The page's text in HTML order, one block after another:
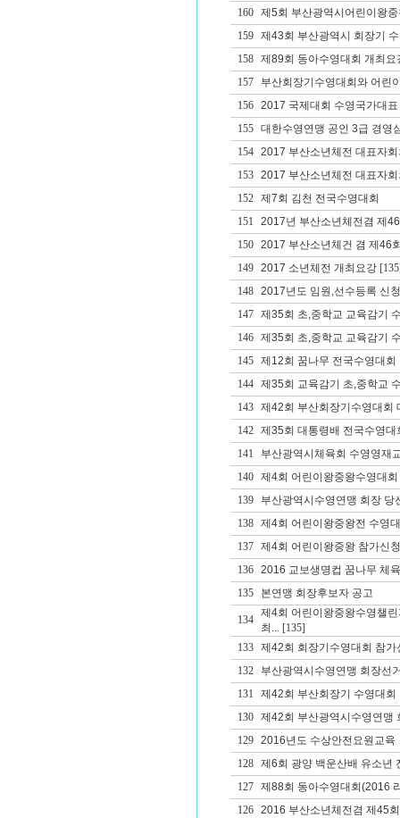
160
제5회 부산광역시어린이왕
159
제43회 부산광역시 회장기
158
제89회 동아수영대회 개최요
157
부산회장기수영대회와 어린
156
2017 국제대회 수영국가대
155
대한수영연맹 공인 3급 경영
154
2017 부산소년체전 대표자
153
2017 부산소년체전 대표자회
152
제7회 김천 전국수영대회
151
2017년 부산소년체전겸 제
150
2017 부산소년체건 겸 제46
149
2017 소년체전 개최요강
148
2017년도 임원,선수등록 신
147
제35회 초,중학교 교육감기
146
제35회 초,중학교 교육감기
145
제12회 꿈나무 전국수영대회
144
제35회 교육감기 초,중학교
143
제42회 부산회장기수영대회
142
제35회 대통령배 전국수영대
141
부산광역시체육회 수영영재
140
제4회 어린이왕중왕수영대
139
부산광역시수영연맹 회장 당
138
제4회 어린이왕중왕전 수영
137
제4회 어린이왕중왕 참가신
136
2016 교보생명컵 꿈나무 체
135
본연맹 회장후보자 공고
134
제4회 어린이왕중왕수영챌
최...[135]
133
제42회 회장기수영대회 참가
132
부산광역시수영연맹 회장선
131
제42회 부산회장기 수영대회
130
제42회 부산광역시수영연맹
129
2016년도 수상안전요원교육
128
제6회 광양 백운산배 유소년
127
제88회 동아수영대회(2016
126
2016 부산소년체전겸 제45